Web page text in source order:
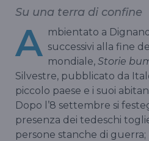
Su una terra di confine
A mbientato a
successivi alla fine
mondiale, Storie
Silvestre, pubblicato da
piccolo paese e i suoi
Dopo l’8 settembre si
presenza dei tedeschi
persone stanche di